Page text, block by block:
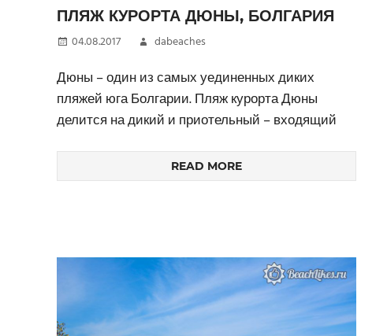
ПЛЯЖ КУРОРТА ДЮНЫ, БОЛГАРИЯ
04.08.2017 dabeaches
Дюны – один из самых уединенных диких
пляжей юга Болгарии. Пляж курорта Дюны
делится на дикий и приотельный – входящий
READ MORE